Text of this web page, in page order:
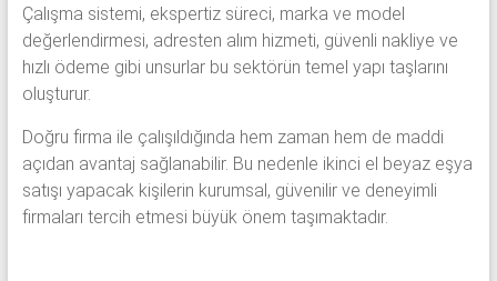
Çalışma sistemi, ekspertiz süreci, marka ve model
değerlendirmesi, adresten alım hizmeti, güvenli nakliye ve
hızlı ödeme gibi unsurlar bu sektörün temel yapı taşlarını
oluşturur.
Doğru firma ile çalışıldığında hem zaman hem de maddi
açıdan avantaj sağlanabilir. Bu nedenle ikinci el beyaz eşya
satışı yapacak kişilerin kurumsal, güvenilir ve deneyimli
firmaları tercih etmesi büyük önem taşımaktadır.